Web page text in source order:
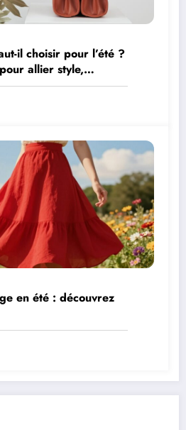
il choisir pour l’été ?
allier style,
en été : découvrez